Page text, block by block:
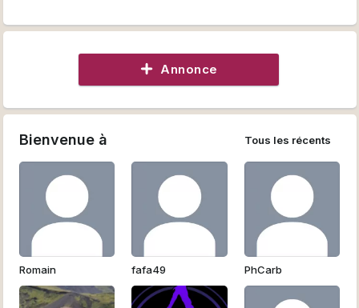
Annonce
Bienvenue à Tous les récents
Romain fafa49 PhCarb